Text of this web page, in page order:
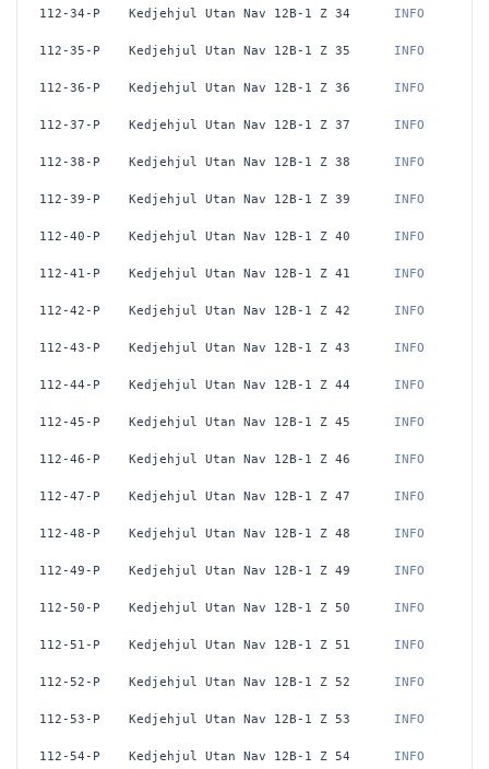
112-34-P Kedjehjul Utan Nav 12B-1 Z 34 INFO
112-35-P Kedjehjul Utan Nav 12B-1 Z 35 INFO
112-36-P Kedjehjul Utan Nav 12B-1 Z 36 INFO
112-37-P Kedjehjul Utan Nav 12B-1 Z 37 INFO
112-38-P Kedjehjul Utan Nav 12B-1 Z 38 INFO
112-39-P Kedjehjul Utan Nav 12B-1 Z 39 INFO
112-40-P Kedjehjul Utan Nav 12B-1 Z 40 INFO
112-41-P Kedjehjul Utan Nav 12B-1 Z 41 INFO
112-42-P Kedjehjul Utan Nav 12B-1 Z 42 INFO
112-43-P Kedjehjul Utan Nav 12B-1 Z 43 INFO
112-44-P Kedjehjul Utan Nav 12B-1 Z 44 INFO
112-45-P Kedjehjul Utan Nav 12B-1 Z 45 INFO
112-46-P Kedjehjul Utan Nav 12B-1 Z 46 INFO
112-47-P Kedjehjul Utan Nav 12B-1 Z 47 INFO
112-48-P Kedjehjul Utan Nav 12B-1 Z 48 INFO
112-49-P Kedjehjul Utan Nav 12B-1 Z 49 INFO
112-50-P Kedjehjul Utan Nav 12B-1 Z 50 INFO
112-51-P Kedjehjul Utan Nav 12B-1 Z 51 INFO
112-52-P Kedjehjul Utan Nav 12B-1 Z 52 INFO
112-53-P Kedjehjul Utan Nav 12B-1 Z 53 INFO
112-54-P Kedjehjul Utan Nav 12B-1 Z 54 INFO